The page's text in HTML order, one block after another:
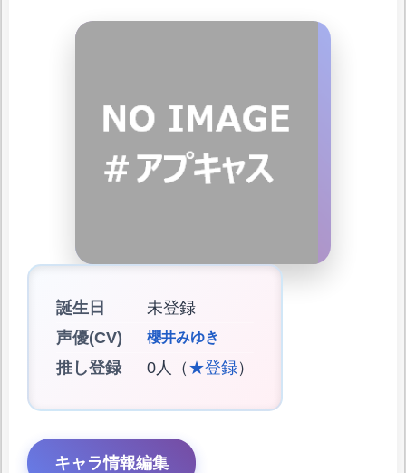
誕生日
未登録
声優(CV)
櫻井みゆき
推し登録 0人（ ★登録）
キャラ情報編集